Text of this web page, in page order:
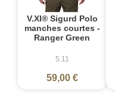
V.XI® Sigurd Polo
manches courtes -
Ranger Green
5.11
59,00 €